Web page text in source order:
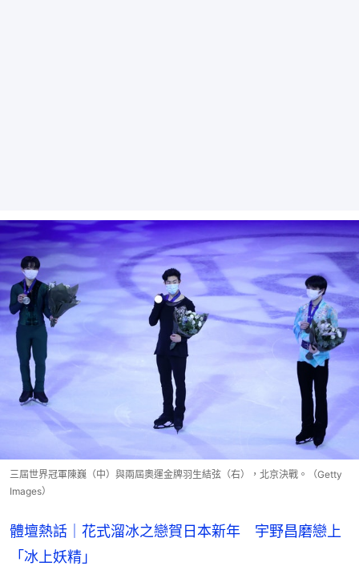
三屆世界冠軍陳巍（中）與兩屆奧運金牌羽生結弦（右），北京決戰。（Getty
Images）
體壇熱話｜花式溜冰之戀賀日本新年 宇野昌磨戀上
「冰上妖精」